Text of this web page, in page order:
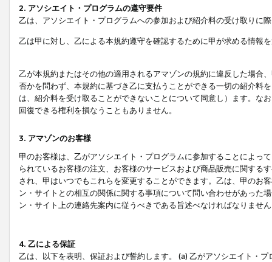
2. アソシエイト・プログラムの遵守要件
乙は、アソシエイト・プログラムへの参加および紹介料の受け取りに
乙は甲に対し、乙による本規約遵守を確認するために甲が求める情報
乙が本規約またはその他の適用されるアマゾンの規約に違反した場合
否かを問わず、本規約に基づき乙に支払うことができる一切の紹介料
は、紹介料を受け取ることができないことについて同意し）ます。な
回復できる権利を損なうこともありません。
3. アマゾンのお客様
甲のお客様は、乙がアソシエイト・プログラムに参加することによっ
られているお客様の注文、お客様のサービスおよび商品販売に関する
され、甲はいつでもこれらを変更することができます。乙は、甲のお
ン・サイトとの相互の関係に関する事項について問い合わせがあった
ン・サイト上の連絡先案内に従うべきである旨述べなければなりませ
4. 乙による保証
乙は、以下を表明、保証および誓約します。 (a) 乙がアソシエイト・